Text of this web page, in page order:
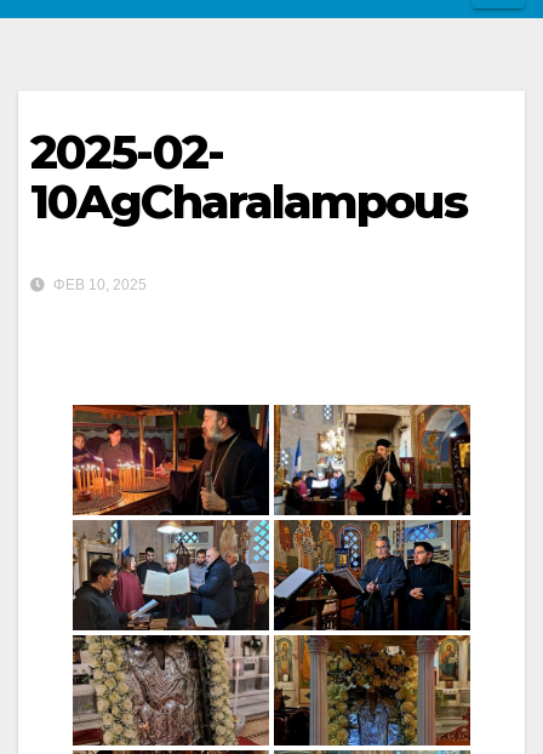
2025-02-
10AgCharalampous
ΦΕΒ 10, 2025